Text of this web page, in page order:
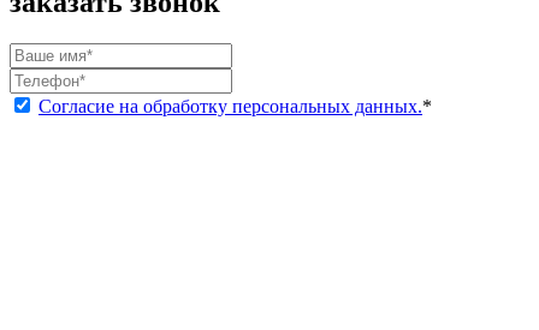
Согласие на обработку персональных данных.*